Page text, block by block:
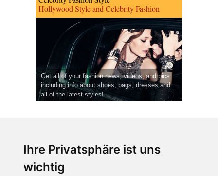
Ihre Privatsphäre ist uns
wichtig
Hollywood Style and Celebrity Fashion
Get all of your fashion news, videos, and pics
including info about shoes, bags, dresses and
all of the latest styles!
CPost.org© 2013-2023 The Celebrity Post.